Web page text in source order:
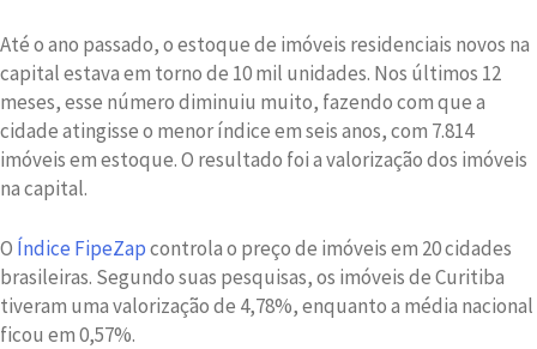
Até o ano passado, o estoque de imóveis residenciais novos na
capital estava em torno de 10 mil unidades. Nos últimos 12
meses, esse número diminuiu muito, fazendo com que a
cidade atingisse o menor índice em seis anos, com 7.814
imóveis em estoque. O resultado foi a valorização dos imóveis
na capital.
O Índice FipeZapcontrola o preço de imóveis em 20 cidades
brasileiras. Segundo suas pesquisas, os imóveis de Curitiba
tiveram uma valorização de 4,78%, enquanto a média nacional
ficou em 0,57%.